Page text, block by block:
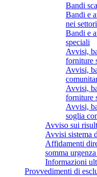
Bandi
Bandi e
nei
Bandi e
speciali
Avvisi,
forniture
Avvisi,
Avvisi,
forniture
Avvisi,
soglia
Avviso sui
Avvisi sistema
Affidamenti
somma
Informazioni
Provvedimenti di